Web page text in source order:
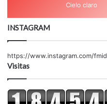
Cielo claro
INSTAGRAM
https://www.instagram.com/
Visitas